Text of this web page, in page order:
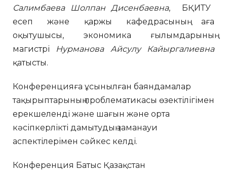
Салимбаева Шолпан Дисенбаевна,
БҚИТУ
есеп және қаржы кафедрасының аға
оқытушысы, экономика ғылымдарының
магистрі Нурманова Айсулу Кайыргалиевна
қатысты.
Конференцияға ұсынылған баяндамалар
тақырыптарының проблематикасы өзектілігімен
ерекшеленді және шағын және орта
кәсіпкерлікті дамытудың заманауи
аспектілерімен сәйкес келді.
Конференция Батыс Қазақстан